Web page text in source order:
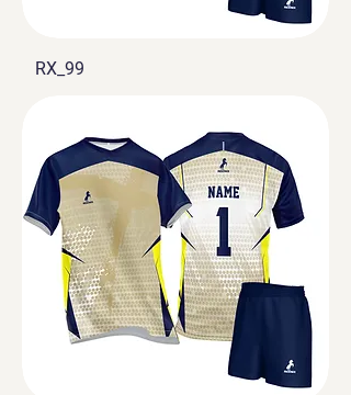
RX_99